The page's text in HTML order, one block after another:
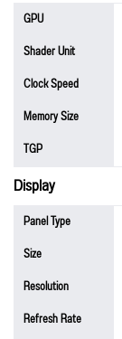
GPU
Shader Unit
Clock Speed
Memory Size
TGP
Display
Panel Type
Size
Resolution
Refresh Rate